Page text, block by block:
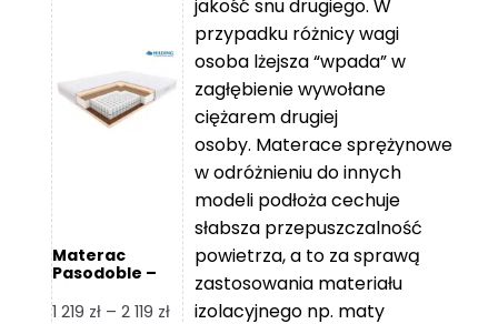
869 zł
349 zł
2
459 zł
Materac
Pasodoble –
1 219 zł – 2 119 złZakres
jakość snu drugiego. W
przypadku różnicy wagi
osoba lżejsza “wpada” w
zagłębienie wywołane
ciężarem drugiej
osoby. Materace sprężynowe
w odróżnieniu do innych
modeli podłoża cechuje
słabsza przepuszczalność
powietrza, a to za sprawą
zastosowania materiału
izolacyjnego np. maty